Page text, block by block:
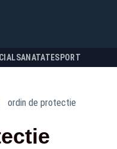
SANATATESPORT
ordin de protectie